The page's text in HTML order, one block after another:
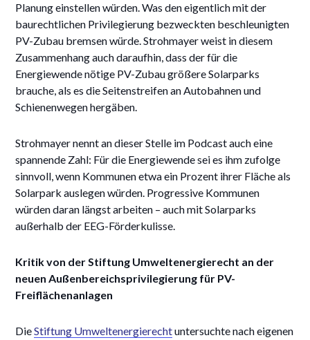
Planung einstellen würden. Was den eigentlich mit der
baurechtlichen Privilegierung bezweckten beschleunigten
PV-Zubau bremsen würde. Strohmayer weist in diesem
Zusammenhang auch daraufhin, dass der für die
Energiewende nötige PV-Zubau größere Solarparks
brauche, als es die Seitenstreifen an Autobahnen und
Schienenwegen hergäben.
Strohmayer nennt an dieser Stelle im Podcast auch eine
spannende Zahl: Für die Energiewende sei es ihm zufolge
sinnvoll, wenn Kommunen etwa ein Prozent ihrer Fläche als
Solarpark auslegen würden. Progressive Kommunen
würden daran längst arbeiten – auch mit Solarparks
außerhalb der EEG-Förderkulisse.
Kritik von der Stiftung Umweltenergierecht an der
neuen Außenbereichsprivilegierung für PV-
Freiflächenanlagen
DieStiftung Umweltenergierechtuntersuchte nach eigenen